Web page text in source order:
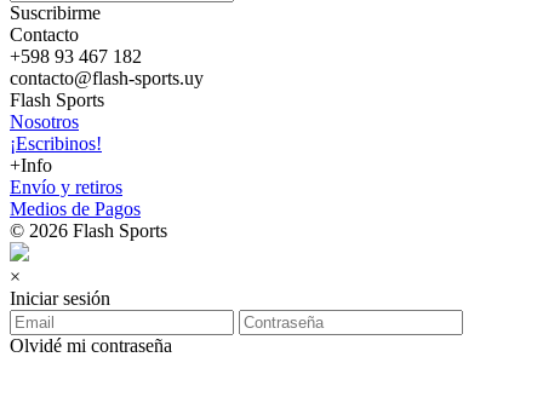
Suscribirme
Contacto
+598 93 467 182
contacto@flash-sports.uy
Flash Sports
Nosotros
¡Escribinos!
+Info
Envío y retiros
Medios de Pagos
© 2026 Flash Sports
×
Iniciar sesión
Olvidé mi contraseña